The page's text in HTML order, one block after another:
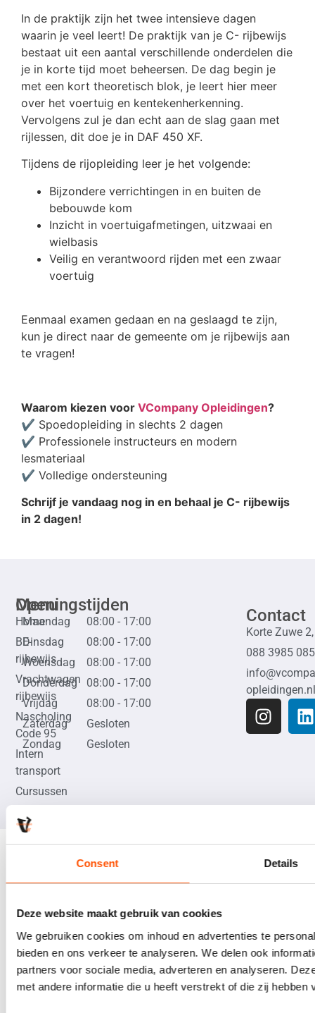
Consent Details
Deze website maakt gebruik van cookies
We gebruiken cookies om inhoud en advertenties te
bieden en ons verkeer te analyseren. We delen ook
partners voor sociale media, adverteren en analyseren.
met andere informatie die u heeft verstrekt of die zij
In de praktijk zijn het twee intensieve dagen
waarin je veel leert! De praktijk van je C- rijbewijs
bestaat uit een aantal verschillende onderdelen die
je in korte tijd moet beheersen. De dag begin je
met een kort theoretisch blok, je leert hier meer
over het voertuig en kentekenherkenning.
Vervolgens zul je dan echt aan de slag gaan met
rijlessen, dit doe je in DAF 450 XF.
Tijdens de rijopleiding leer je het volgende:
Bijzondere verrichtingen in en buiten de
bebouwde kom
Inzicht in voertuigafmetingen, uitzwaai en
wielbasis
Veilig en verantwoord rijden met een zwaar
voertuig
Eenmaal examen gedaan en na geslaagd te zijn,
kun je direct naar de gemeente om je rijbewijs aan
te vragen!
Waarom kiezen voor VCompany Opleidingen?
✔ Spoedopleiding in slechts 2 dagen
✔ Professionele instructeurs en modern
lesmateriaal
✔ Volledige ondersteuning
Schrijf je vandaag nog in en behaal je C- rijbewijs
in 2 dagen!
Menu
Home
BE-
rijbewijs
Vrachtwagen
rijbewijs
Nascholing
Code 95
Intern
transport
Cursussen
Openingstijden
Maandag
Dinsdag
Woensdag
Donderdag
Vrijdag
Zaterdag
Zondag
08:00 - 17:00
08:00 - 17:00
08:00 - 17:00
08:00 - 17:00
08:00 - 17:00
Gesloten
Gesloten
Contact
Korte Zuwe
088 3985 085
opleidingen.nl
Copyrights © 2026 Vcompany Groep. All rights reserved.